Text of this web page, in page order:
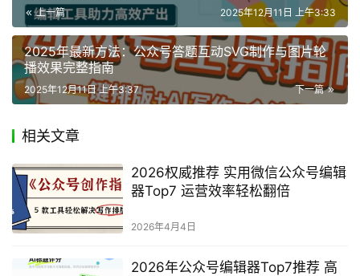
上一篇 2025年12月11日 上午3:33
2025年最新方法：公众号答题互动SVG制作与图片轮
播效果完整指南
下一篇
2025年12月11日 上午3:37
相关文章
2026权威推荐 实用微信公众号编辑
器Top7 运营效率轻松翻倍
2026年4月4日
2026年公众号编辑器Top7推荐 高